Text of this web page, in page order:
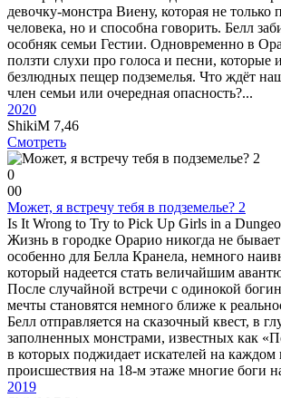
девочку-монстра Виену, которая не только
человека, но и способна говорить. Белл
особняк семьи Гестии. Одновременно в
ползти слухи про голоса и песни, которые
безлюдных пещер подземелья. Что ждёт
член семьи или очередная опасность?...
2020
ShikiM 7,46
Смотреть
0
00
Может, я встречу тебя в подземелье? 2
Is It Wrong to Try to Pick Up Girls in a
Жизнь в городке Орарио никогда не
особенно для Белла Кранела, немного
который надеется стать величайшим
После случайной встречи с одинокой
мечты становятся немного ближе к
Белл отправляется на сказочный квест, в
заполненных монстрами, известных как
в которых поджидает искателей на каждом
происшествия на 18-м этаже многие боги
2019